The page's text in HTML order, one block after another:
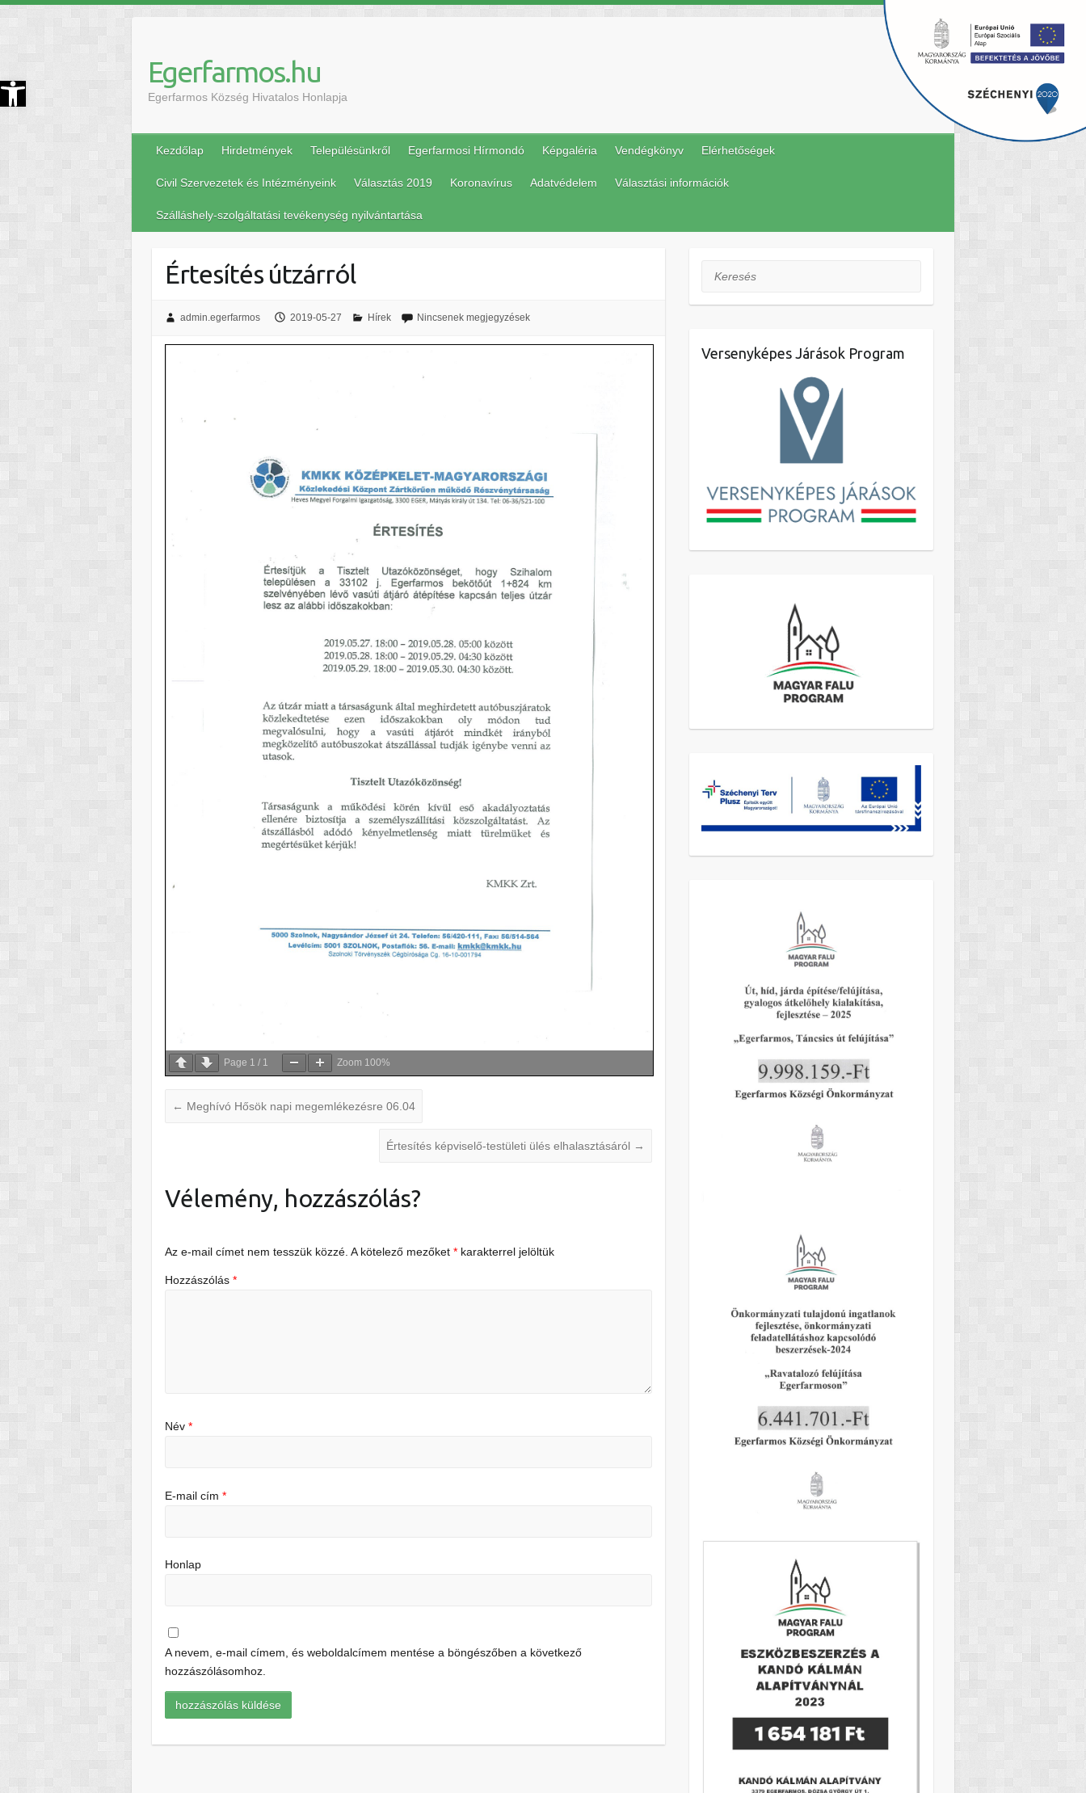
Eszköztár megnyitása Egerfarmos.hu
Egerfarmos Község Hivatalos Honlapja
Kezdőlap Hirdetmények Településünkről Egerfarmosi Hírmondó Képgaléria Vendégkönyv Elérhetőségek
Civil Szervezetek és Intézményeink Választás 2019 Koronavírus Adatvédelem Választási információk
Szálláshely-szolgáltatási tevékenység nyilvántartása
Értesítés útzárról
admin.egerfarmos 2019-05-27 Hírek Nincsenek megjegyzések
Page 1 / 1 Zoom 100%
← Meghívó Hősök napi megemlékezésre 06.04
Értesítés képviselő-testületi ülés elhalasztásáról →
Vélemény, hozzászólás?
Az e-mail címet nem tesszük közzé. A kötelező mezőket* karakterrel jelöltük
Hozzászólás*
Név*
E-mail cím*
Honlap
A nevem, e-mail címem, és weboldalcímem mentése a böngészőben a következő
hozzászólásomhoz.
Keresés
Versenyképes Járások Program